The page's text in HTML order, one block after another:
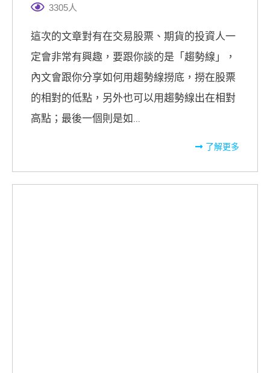
3305人
這次的文章對有在交易股票、期貨的投資人一
定會非常有興趣，要跟你談的是「趨勢線」，
內文會跟你分享如何用趨勢線撈底，撈在股票
的相對的低點，另外也可以用趨勢線出在相對
高點；最後一個則是如...
了解更多